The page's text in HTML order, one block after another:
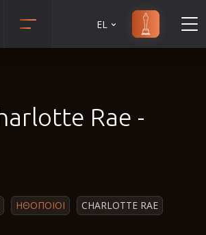
Αισθησιακές
Γουέστερν
EL
Rae -
ΗΘΟΠΟΙΟΙ CHARLOTTE RAE